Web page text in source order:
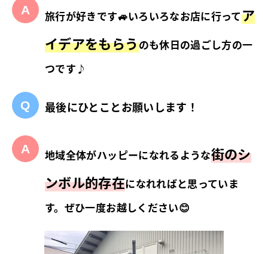
旅行が好きです🚙いろいろなお店に行ってア
イデアをもらうのも休日の過ごし方の一
つです♪
最後にひとことお願いします！
地域全体がハッピーになれるような街のシ
ンボル的存在になれればと思っていま
す。ぜひ一度お越しください😊